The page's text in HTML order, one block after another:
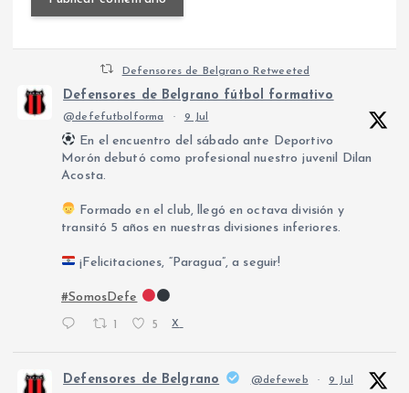
Defensores de Belgrano Retweeted
Defensores de Belgrano fútbol formativo
@defefutbolforma · 9 Jul
En el encuentro del sábado ante Deportivo
Morón debutó como profesional nuestro juvenil Dilan
Acosta.
Formado en el club, llegó en octava división y
transitó 5 años en nuestras divisiones inferiores.
¡Felicitaciones, “Paragua”, a seguir!
#SomosDefe
1 5 X
Defensores de Belgrano @defeweb · 9 Jul